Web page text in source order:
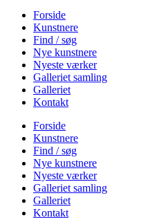
Forside
Kunstnere
Find / søg
Nye kunstnere
Nyeste værker
Galleriet samling
Galleriet
Kontakt
Forside
Kunstnere
Find / søg
Nye kunstnere
Nyeste værker
Galleriet samling
Galleriet
Kontakt